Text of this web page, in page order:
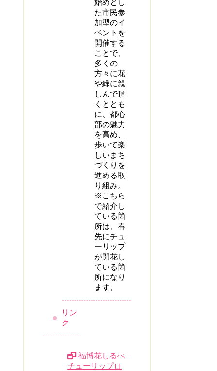
始めとし
た市民参
加型のイ
ベントを
開催する
ことで、
多くの
方々に花
や緑に親
しんで頂
くととも
に、都心
部の魅力
を高め、
歩いて楽
しいまち
づくりを
進める取
り組み。
※こちら
で紹介し
ている箇
所は、春
先にチュ
ーリップ
が開花し
ている箇
所になり
ます。
リン
ク
福博花しるべ
チューリップロ